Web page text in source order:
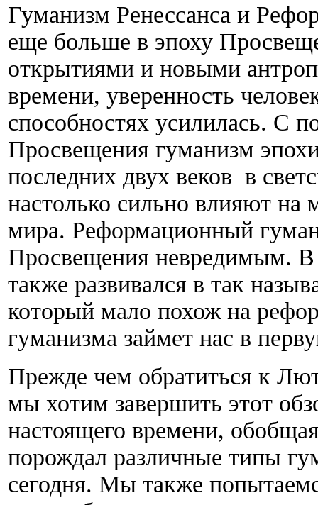
Гуманизм Ренессанса и
еще больше в эпоху
открытиями и новыми
времени, уверенность
способностях усилилась. С
Просвещения гуманизм
последних двух веков в
настолько сильно влияют на
мира. Реформационный
Просвещения невредимым. В
также развивался в так
который мало похож на
гуманизма займет нас в
Прежде чем обратиться к
мы хотим завершить этот
настоящего времени,
порождал различные типы
сегодня. Мы также